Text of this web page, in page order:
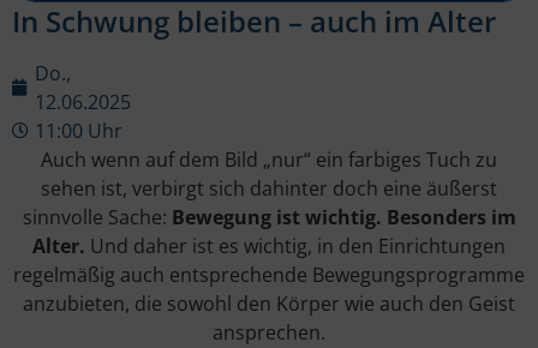
In Schwung bleiben – auch im Alter
Do.,
12.06.2025
11:00 Uhr
Auch wenn auf dem Bild „nur“ ein farbiges Tuch zu
sehen ist, verbirgt sich dahinter doch eine äußerst
sinnvolle Sache: Bewegung ist wichtig. Besonders im
Alter. Und daher ist es wichtig, in den Einrichtungen
regelmäßig auch entsprechende Bewegungsprogramme
anzubieten, die sowohl den Körper wie auch den Geist
ansprechen.